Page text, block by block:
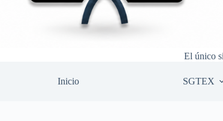
El único
Inicio SGTEX